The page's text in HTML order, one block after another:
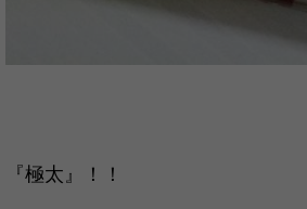
『極太』！！